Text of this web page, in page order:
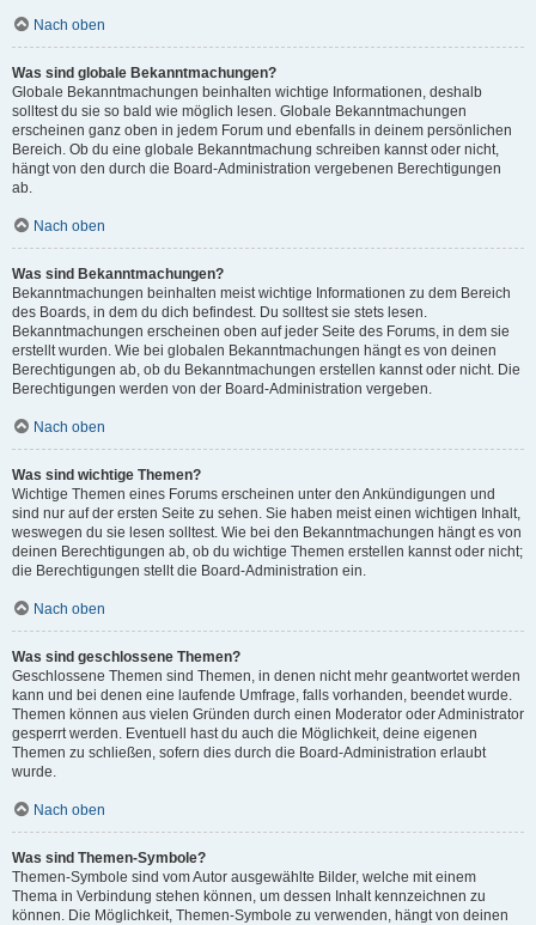
Nach oben
Was sind globale Bekanntmachungen?
Globale Bekanntmachungen beinhalten wichtige Informationen, deshalb
solltest du sie so bald wie möglich lesen. Globale Bekanntmachungen
erscheinen ganz oben in jedem Forum und ebenfalls in deinem persönlichen
Bereich. Ob du eine globale Bekanntmachung schreiben kannst oder nicht,
hängt von den durch die Board-Administration vergebenen Berechtigungen
ab.
Nach oben
Was sind Bekanntmachungen?
Bekanntmachungen beinhalten meist wichtige Informationen zu dem Bereich
des Boards, in dem du dich befindest. Du solltest sie stets lesen.
Bekanntmachungen erscheinen oben auf jeder Seite des Forums, in dem sie
erstellt wurden. Wie bei globalen Bekanntmachungen hängt es von deinen
Berechtigungen ab, ob du Bekanntmachungen erstellen kannst oder nicht. Die
Berechtigungen werden von der Board-Administration vergeben.
Nach oben
Was sind wichtige Themen?
Wichtige Themen eines Forums erscheinen unter den Ankündigungen und
sind nur auf der ersten Seite zu sehen. Sie haben meist einen wichtigen Inhalt,
weswegen du sie lesen solltest. Wie bei den Bekanntmachungen hängt es von
deinen Berechtigungen ab, ob du wichtige Themen erstellen kannst oder nicht;
die Berechtigungen stellt die Board-Administration ein.
Nach oben
Was sind geschlossene Themen?
Geschlossene Themen sind Themen, in denen nicht mehr geantwortet werden
kann und bei denen eine laufende Umfrage, falls vorhanden, beendet wurde.
Themen können aus vielen Gründen durch einen Moderator oder Administrator
gesperrt werden. Eventuell hast du auch die Möglichkeit, deine eigenen
Themen zu schließen, sofern dies durch die Board-Administration erlaubt
wurde.
Nach oben
Was sind Themen-Symbole?
Themen-Symbole sind vom Autor ausgewählte Bilder, welche mit einem
Thema in Verbindung stehen können, um dessen Inhalt kennzeichnen zu
können. Die Möglichkeit, Themen-Symbole zu verwenden, hängt von deinen